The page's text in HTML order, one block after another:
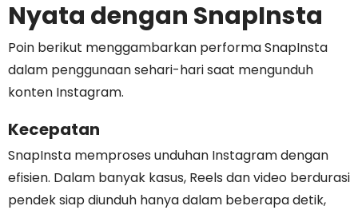
Nyata dengan SnapInsta
Poin berikut menggambarkan performa SnapInsta
dalam penggunaan sehari-hari saat mengunduh
konten Instagram.
Kecepatan
SnapInsta memproses unduhan Instagram dengan
efisien. Dalam banyak kasus, Reels dan video berdurasi
pendek siap diunduh hanya dalam beberapa detik,